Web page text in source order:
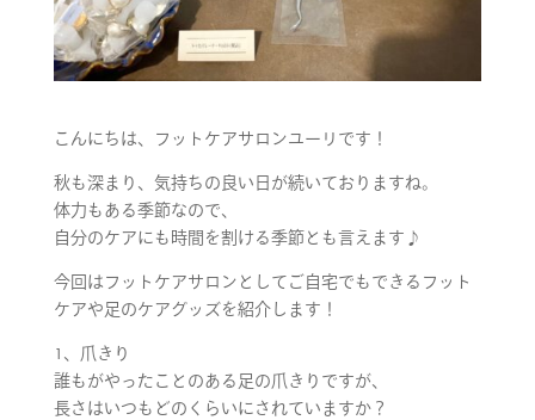
こんにちは、フットケアサロンユーリです！
秋も深まり、気持ちの良い日が続いておりますね。
体力もある季節なので、
自分のケアにも時間を割ける季節とも言えます♪
今回はフットケアサロンとしてご自宅でもできるフット
ケアや足のケアグッズを紹介します！
1、爪きり
誰もがやったことのある足の爪きりですが、
長さはいつもどのくらいにされていますか？